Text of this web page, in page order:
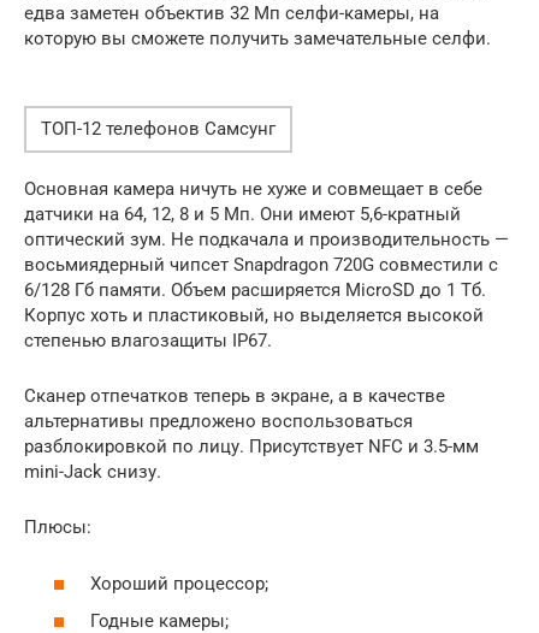
едва заметен объектив 32 Мп селфи-камеры, на
которую вы сможете получить замечательные селфи.
ТОП-12 телефонов Самсунг
Основная камера ничуть не хуже и совмещает в себе
датчики на 64, 12, 8 и 5 Мп. Они имеют 5,6-кратный
оптический зум. Не подкачала и производительность —
восьмиядерный чипсет Snapdragon 720G совместили с
6/128 Гб памяти. Объем расширяется MicroSD до 1 Тб.
Корпус хоть и пластиковый, но выделяется высокой
степенью влагозащиты IP67.
Сканер отпечатков теперь в экране, а в качестве
альтернативы предложено воспользоваться
разблокировкой по лицу. Присутствует NFC и 3.5-мм
mini-Jack снизу.
Плюсы:
Хороший процессор;
Годные камеры;